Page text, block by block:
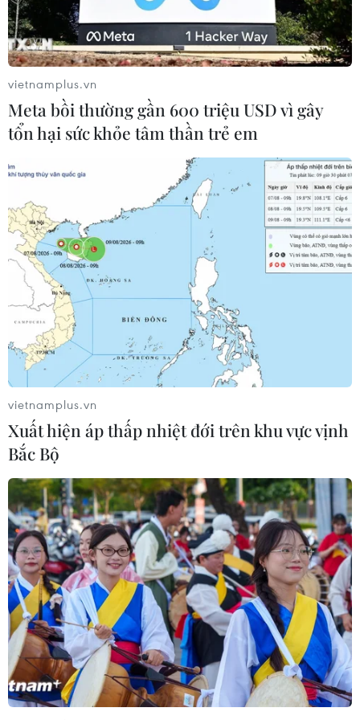
hai nhóm.
Phụ nữ mang thai chờ tiêm phòng vaccine ngừa COVID-19 tại
Chennai (Ấn Độ), ngày 7/5/2021. (Ảnh: AFP/TTXVN)
Một nghiên cứu của các nhà khoa học Israel
công bố ngày 10/2 cho biết vaccine ngừa COVID-
19 của Pfizer-BioNTech không liên quan đến
các biến chứng ở thai phụ như đẻ non, tử vong
trẻ sơ sinh hay dị tật bẩm sinh.
Nghiên cứu khai thác cơ sở dữ liệu của tập đoàn
bảo hiểm y tế Maccabi lớn nhất tại Israel, đã
phân tích dữ liệu của khoảng 17.000 phụ nữ
được tiêm vaccine Pfizer-BioNTech trong thời
kỳ mang thai, trong khoảng thời gian từ tháng
3-10/2021 và 7.000 thai phụ không được tiêm.
Kết quả cho thấy các sự cố liên quan đến trẻ sơ
sinh như đã nói ở trên đều không có sự khác
nhau giữa hai nhóm.
Tỷ lệ tử vong sơ sinh ở cả hai nhóm đều ở mức
0,1%; tỷ lệ đẻ non là 4,2% đối với trẻ có mẹ
vietnamplus.vn
Meta bồi thường gần 600 triệu USD vì gây
tổn hại sức khỏe tâm thần trẻ em
vietnamplus.vn
Xuất hiện áp thấp nhiệt đới trên khu vực vịnh
Bắc Bộ